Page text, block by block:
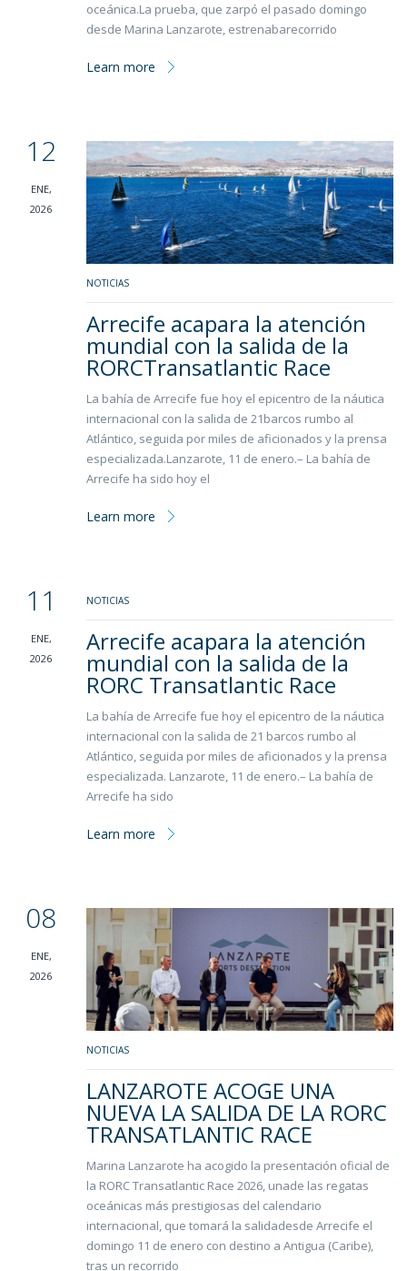
oceánica.La prueba, que zarpó el pasado domingo
desde Marina Lanzarote, estrenabarecorrido
Learn more
12
ENE,
2026
NOTICIAS
Arrecife acapara la atención
mundial con la salida de la
RORCTransatlantic Race
La bahía de Arrecife fue hoy el epicentro de la náutica
internacional con la salida de 21barcos rumbo al
Atlántico, seguida por miles de aficionados y la prensa
especializada.Lanzarote, 11 de enero.– La bahía de
Arrecife ha sido hoy el
Learn more
11
ENE,
2026
NOTICIAS
Arrecife acapara la atención
mundial con la salida de la
RORC Transatlantic Race
La bahía de Arrecife fue hoy el epicentro de la náutica
internacional con la salida de 21 barcos rumbo al
Atlántico, seguida por miles de aficionados y la prensa
especializada. Lanzarote, 11 de enero.– La bahía de
Arrecife ha sido
Learn more
08
ENE,
2026
NOTICIAS
LANZAROTE ACOGE UNA
NUEVA LA SALIDA DE LA RORC
TRANSATLANTIC RACE
Marina Lanzarote ha acogido la presentación oficial de
la RORC Transatlantic Race 2026, unade las regatas
oceánicas más prestigiosas del calendario
internacional, que tomará la salidadesde Arrecife el
domingo 11 de enero con destino a Antigua (Caribe),
tras un recorrido